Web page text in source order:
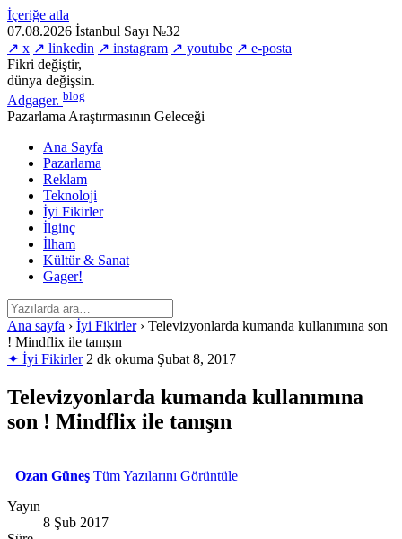
İçeriğe atla
07.08.2026 İstanbul Sayı №32
↗ x ↗ linkedin ↗ instagram ↗ youtube ↗ e-posta
Fikri değiştir,
dünya değişsin.
Adgager. blog
Pazarlama Araştırmasının Geleceği
Ana Sayfa
Pazarlama
Reklam
Teknoloji
İyi Fikirler
İlginç
İlham
Kültür & Sanat
Gager!
Ana sayfa › İyi Fikirler › Televizyonlarda kumanda kullanımına son
! Mindflix ile tanışın
✦ İyi Fikirler 2 dk okuma Şubat 8, 2017
Televizyonlarda kumanda kullanımına
son ! Mindflix ile tanışın
Ozan Güneş Tüm Yazılarını Görüntüle
Yayın
8 Şub 2017